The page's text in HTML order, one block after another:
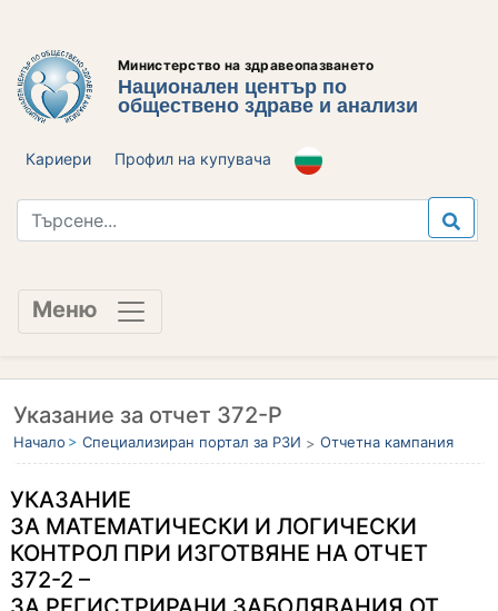
Министерство на здравеопазването
Национален център по
обществено здраве и анализи
Кариери Профил на купувача
Меню
Указание за отчет 372-Р
Начало Специализиран портал за РЗИ Отчетна кампания
УКАЗАНИЕ
ЗА МАТЕМАТИЧЕСКИ И ЛОГИЧЕСКИ
КОНТРОЛ ПРИ ИЗГОТВЯНЕ НА ОТЧЕТ
372-2 –